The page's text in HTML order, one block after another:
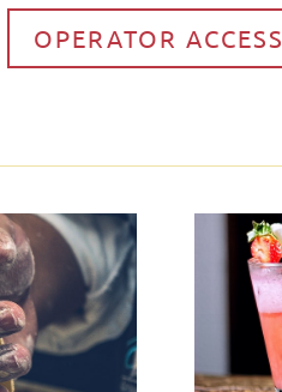
OPERATOR ACCESS